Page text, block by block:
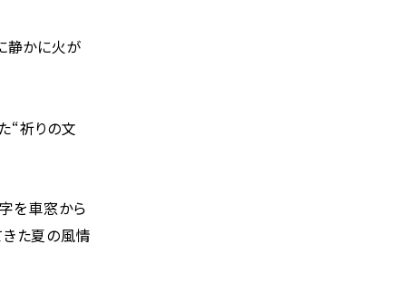
静かに火が
“祈りの文
を車窓から
た夏の風情